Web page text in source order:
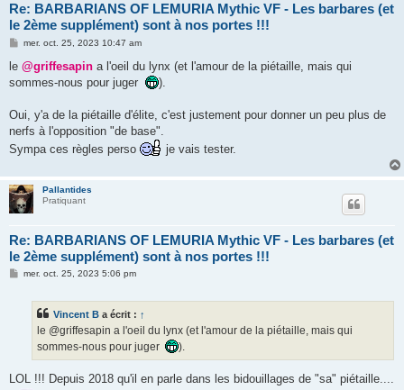
Re: BARBARIANS OF LEMURIA Mythic VF - Les barbares (et
le 2ème supplément) sont à nos portes !!!
M
s
s
a
mer. oct. 25, 2023 10:47 am
le @griffesapin a l'oeil du lynx (et l'amour de la piétaille, mais qui
sommes-nous pour juger
).
Oui, y'a de la piétaille d'élite, c'est justement pour donner un peu plus de
nerfs à l'opposition "de base".
Sympa ces règles perso
je vais tester.
Pallantides
Pratiquant
Re: BARBARIANS OF LEMURIA Mythic VF - Les barbares (et
le 2ème supplément) sont à nos portes !!!
Mmer. oct. 25, 2023 5:06 pm
Vincent B a écrit : ↑
le @griffesapin a l'oeil du lynx (et l'amour de la piétaille, mais qui
sommes-nous pour juger
).
LOL !!! Depuis 2018 qu'il en parle dans les bidouillages de "sa" piétaille....